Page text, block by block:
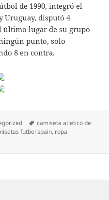
de 1990, integró el
Uruguay, disputó 4
lugar de su grupo
punto, solo
8 en contra.
Etiquetas
camiseta atletico de
futbol spain, ropa